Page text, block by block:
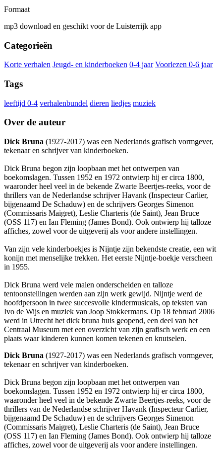
Formaat
mp3 download en geschikt voor de Luisterrijk app
Categorieën
Korte verhalen Jeugd- en kinderboeken 0-4 jaar Voorlezen 0-6 jaar
Tags
leeftijd 0-4 verhalenbundel dieren liedjes muziek
Over de auteur
Dick Bruna (1927-2017) was een Nederlands grafisch vormgever,
tekenaar en schrijver van kinderboeken.
Dick Bruna begon zijn loopbaan met het ontwerpen van
boekomslagen. Tussen 1952 en 1972 ontwierp hij er circa 1800,
waaronder heel veel in de bekende Zwarte Beertjes-reeks, voor de
thrillers van de Nederlandse schrijver Havank (Inspecteur Carlier,
bijgenaamd De Schaduw) en de schrijvers Georges Simenon
(Commissaris Maigret), Leslie Charteris (de Saint), Jean Bruce
(OSS 117) en Ian Fleming (James Bond). Ook ontwierp hij talloze
affiches, zowel voor de uitgeverij als voor andere instellingen.
Van zijn vele kinderboekjes is Nijntje zijn bekendste creatie, een wit
konijn met menselijke trekken. Het eerste Nijntje-boekje verscheen
in 1955.
Dick Bruna werd vele malen onderscheiden en talloze
tentoonstellingen werden aan zijn werk gewijd. Nijntje werd de
hoofdpersoon in twee succesvolle kindermusicals, op teksten van
Ivo de Wijs en muziek van Joop Stokkermans. Op 18 februari 2006
werd in Utrecht het dick bruna huis geopend, een deel van het
Centraal Museum met een overzicht van zijn grafisch werk en een
plaats waar kinderen kunnen komen tekenen en knutselen.
Dick Bruna (1927-2017) was een Nederlands grafisch vormgever,
tekenaar en schrijver van kinderboeken.
Dick Bruna begon zijn loopbaan met het ontwerpen van
boekomslagen. Tussen 1952 en 1972 ontwierp hij er circa 1800,
waaronder heel veel in de bekende Zwarte Beertjes-reeks, voor de
thrillers van de Nederlandse schrijver Havank (Inspecteur Carlier,
bijgenaamd De Schaduw) en de schrijvers Georges Simenon
(Commissaris Maigret), Leslie Charteris (de Saint), Jean Bruce
(OSS 117) en Ian Fleming (James Bond). Ook ontwierp hij talloze
affiches, zowel voor de uitgeverij als voor andere instellingen.